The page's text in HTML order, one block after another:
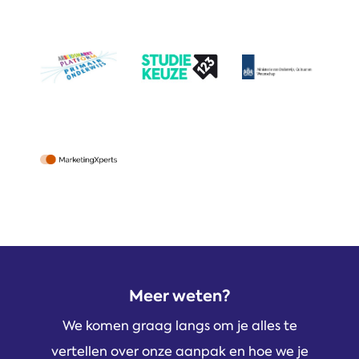
Meer weten?
We komen graag langs om je alles te
vertellen over onze aanpak en hoe we je